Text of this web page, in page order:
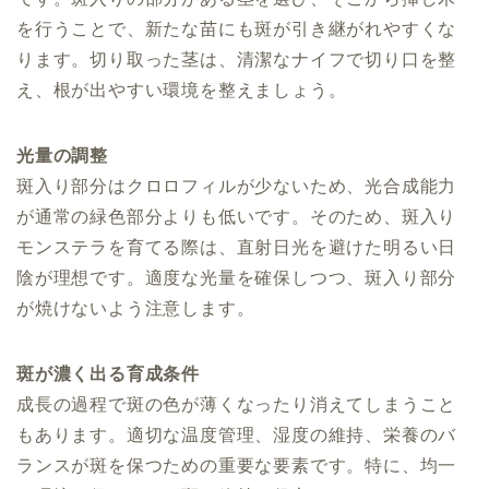
を行うことで、新たな苗にも斑が引き継がれやすくな
ります。切り取った茎は、清潔なナイフで切り口を整
え、根が出やすい環境を整えましょう。
光量の調整
斑入り部分はクロロフィルが少ないため、光合成能力
が通常の緑色部分よりも低いです。そのため、斑入り
モンステラを育てる際は、直射日光を避けた明るい日
陰が理想です。適度な光量を確保しつつ、斑入り部分
が焼けないよう注意します。
斑が濃く出る育成条件
成長の過程で斑の色が薄くなったり消えてしまうこと
もあります。適切な温度管理、湿度の維持、栄養のバ
ランスが斑を保つための重要な要素です。特に、均一